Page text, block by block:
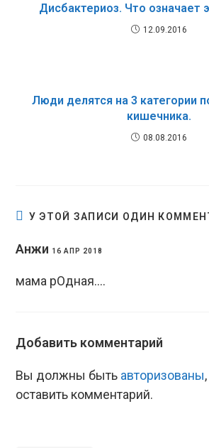
Дисбактериоз. Что означает
12.09.2016
Люди делятся на 3 категории
кишечника.
08.08.2016
У ЭТОЙ ЗАПИСИ ОДИН
Анжи 16 АПР 2018
мама рОдная….
Добавить комментарий
Вы должны быть авторизованы
оставить комментарий.